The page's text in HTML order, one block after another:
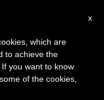
hindúes
×
la pausa
de verano
y también el
x
which are
to achieve the
you want to know
of the cookies,